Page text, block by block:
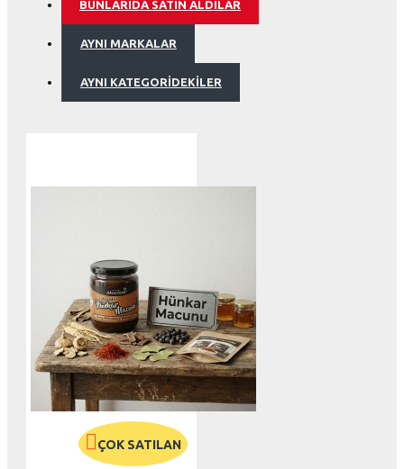
BUNLARIDA SATIN ALDILAR
AYNI MARKALAR
AYNI KATEGORIDEKILER
ÇOK SATILAN